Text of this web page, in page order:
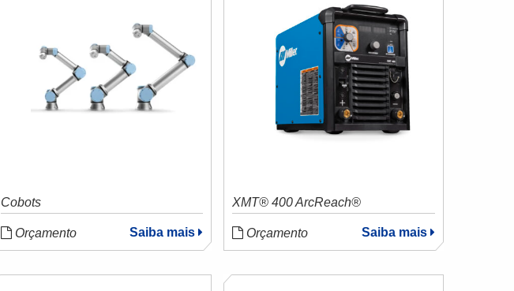
Cobots
Orçamento Saiba mais
XMT® 400 ArcReach®
Orçamento Saiba mais